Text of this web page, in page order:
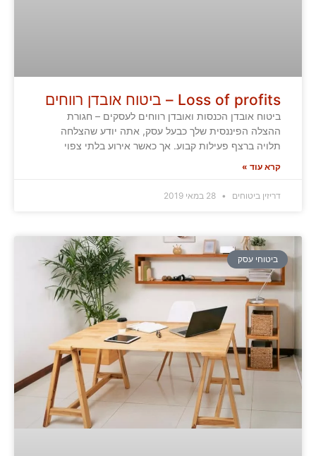
Loss of profits – ביטוח אובדן רווחים
ביטוח אובדן הכנסות ואובדן רווחים לעסקים – חגורת
ההצלה הפיננסית שלך כבעל עסק, אתה יודע שהצלחה
תלויה ברצף פעילות קבוע. אך כאשר אירוע בלתי צפוי
קרא עוד »
דריזין ביטוחים
ביטוחי עסק